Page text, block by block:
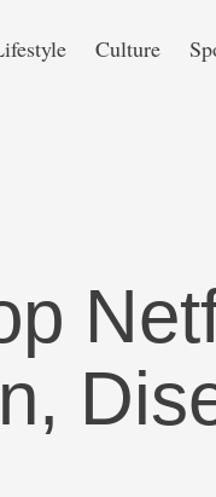
Culture